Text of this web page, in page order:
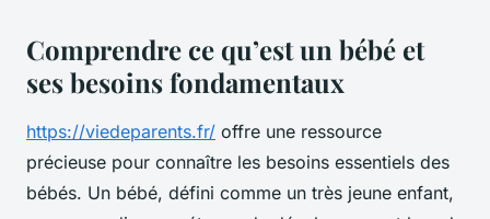
Comprendre ce qu’est un bébé et
ses besoins fondamentaux
https://viedeparents.fr/ offre une ressource
précieuse pour connaître les besoins essentiels des
bébés. Un bébé, défini comme un très jeune enfant,